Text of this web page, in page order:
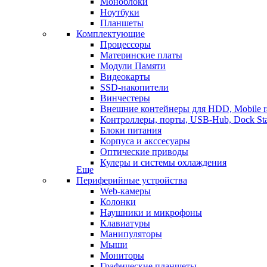
Ноутбуки
Планшеты
Комплектующие
Процессоры
Материнские платы
Модули Памяти
Видеокарты
SSD-накопители
Винчестеры
Внешние контейнеры для HDD, Mobile
Контроллеры, порты, USB-Hub, Dock
Блоки питания
Корпуса и акссесуары
Оптические приводы
Кулеры и системы охлаждения
Еще
Периферийные устройства
Web-камеры
Колонки
Наушники и микрофоны
Клавиатуры
Манипуляторы
Мыши
Мониторы